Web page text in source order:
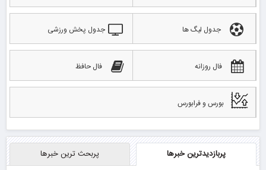
جدول لیگ ها جدول پخش ورزشی
فال روزانه فال حافظ
بورس و فرابورس
پربازدیدترین خبرها پربحث ترین خبرها